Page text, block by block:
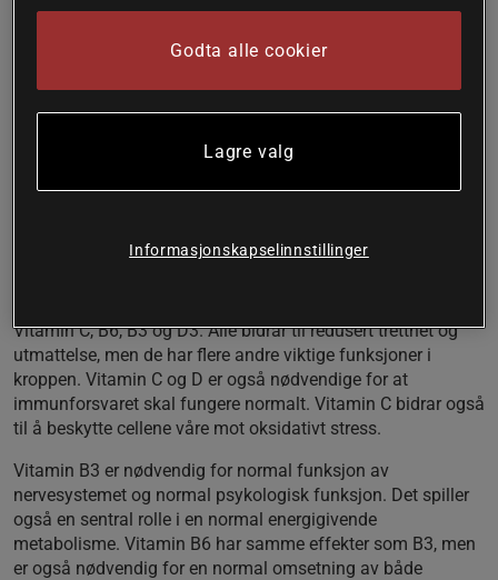
Gym Fuel er en fantastisk god og samvittighetsfri
eneste dråpe sukker. Den inneholder heller ingen kalorier og
klassifiseres derfor som kalorifri. Det den derimot
Vitamin C, B6, B3 og D3. Alle bidrar til redusert tretthet og
utmattelse, men de har flere andre viktige funksjoner i
kroppen. Vitamin C og D er også nødvendige for at
immunforsvaret skal fungere normalt. Vitamin C bidrar også
til å beskytte cellene våre mot oksidativt stress.
Vitamin B3 er nødvendig for normal funksjon av
nervesystemet og normal psykologisk funksjon. Det spiller
også en sentral rolle i en normal energigivende
metabolisme. Vitamin B6 har samme effekter som B3, men
er også nødvendig for en normal omsetning av både
Godta alle cookier
Lagre valg
Informasjonskapselinnstillinger